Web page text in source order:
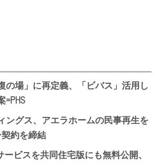
の場」に再定義、「ビバス」活用し
ングス、アエラホームの民事再生を
約を締結
ービスを共同住宅版にも無料公開、